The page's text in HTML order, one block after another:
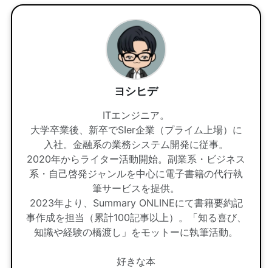
ヨシヒデ
ITエンジニア。
大学卒業後、新卒でSIer企業（プライム上場）に
入社。金融系の業務システム開発に従事。
2020年からライター活動開始。副業系・ビジネス
系・自己啓発ジャンルを中心に電子書籍の代行執
筆サービスを提供。
2023年より、Summary ONLINEにて書籍要約記
事作成を担当（累計100記事以上）。「知る喜び、
知識や経験の橋渡し」をモットーに執筆活動。
好きな本